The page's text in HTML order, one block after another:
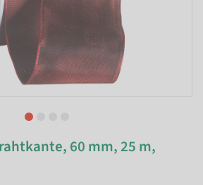
60 mm, 25 m,